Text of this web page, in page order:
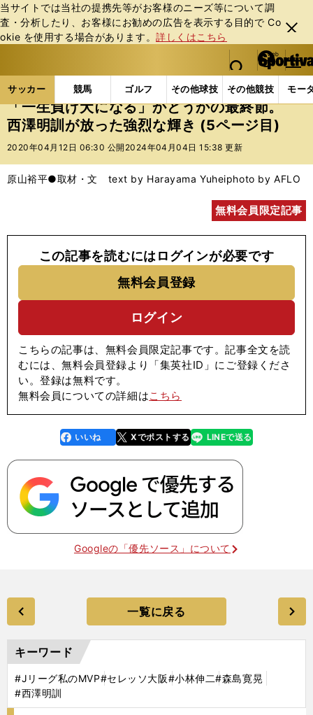
当サイトでは当社の提携先等がお客様のニーズ等について調
査・分析したり、お客様にお勧めの広告を表⽰する⽬的で Co
okie を使⽤する場合があります。詳しくはこちら
閉じ
る
web Sportiva (webスポルティーバ)
検索
マイペ
ー
ジ
メニュ
サッカー 競馬 ゴルフ その他球技 その他競技 モー
ス
ポ
ル
バ
サッカーの記事一覧 Jリーグ他 Jリーグ 「一生
「一生負け犬になる」かどうかの最終節。
西澤明訓が放った強烈な輝き (5ページ目)
2020年04月12日 06:30 公開 2024年04月04日 15:38 更新
原山裕平●取材・文 text by Harayama Yuheiphoto by AFLO
無料会員限定記事
この記事を読むにはログインが必要です
無料会員登録
ログイン
こちらの記事は、無料会員限定記事です。記事全文を読
むには、無料会員登録より「集英社ID」にご登録くださ
い。登録は無料です。
無料会員についての詳細はこちら
faceboo
k
いいね Xでポストする
line LINEで送る
Googleの「優先ソース」について
一覧に戻る
キーワード
#Jリーグ私のMVP#セレッソ大阪#小林伸二#森島寛晃
#西澤明訓